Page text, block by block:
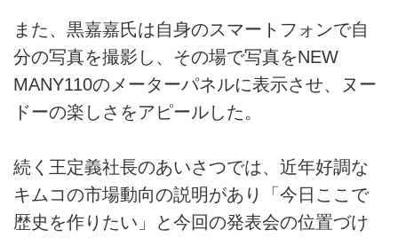
また、黒嘉嘉氏は自身のスマートフォンで自
分の写真を撮影し、その場で写真をNEW
MANY110のメーターパネルに表示させ、ヌー
ドーの楽しさをアピールした。
続く王定義社長のあいさつでは、近年好調な
キムコの市場動向の説明があり「今日ここで
歴史を作りたい」と今回の発表会の位置づけ